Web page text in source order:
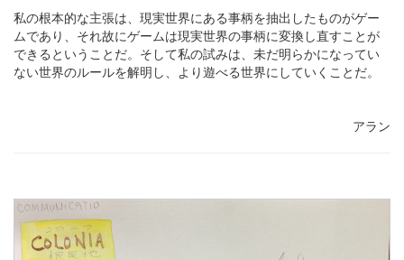
私の根本的な主張は、現実世界にある事柄を抽出したものがゲー
ムであり、それ故にゲームは現実世界の事柄に変換し直すことが
できるということだ。そして私の試みは、未だ明らかになってい
ない世界のルールを解明し、より遊べる世界にしていくことだ。
アラン